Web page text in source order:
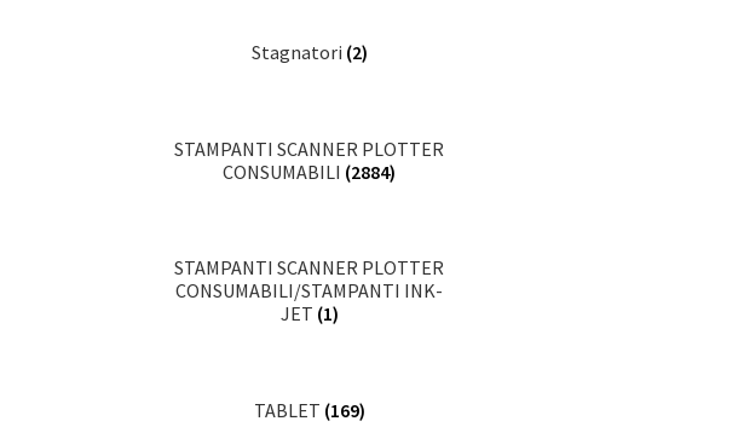
Stagnatori (2)
STAMPANTI SCANNER PLOTTER
CONSUMABILI (2884)
STAMPANTI SCANNER PLOTTER
CONSUMABILI/STAMPANTI INK-
JET (1)
TABLET (169)